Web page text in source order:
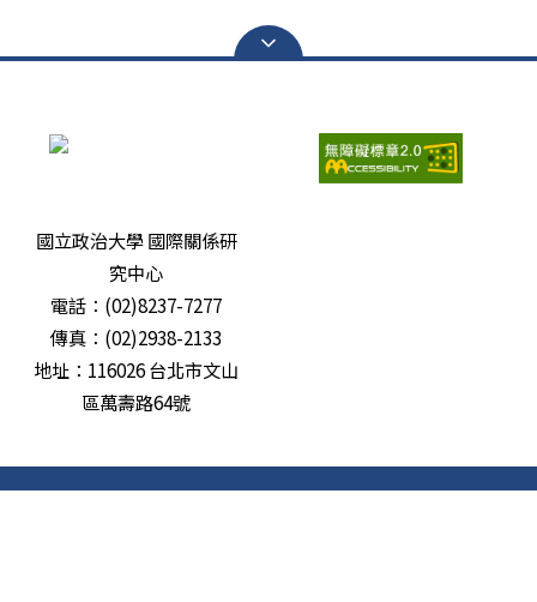
國立政治大學 國際關係研
究中心
電話：(02)8237-7277
傳真：(02)2938-2133
地址：116026 台北市文山
區萬壽路64號